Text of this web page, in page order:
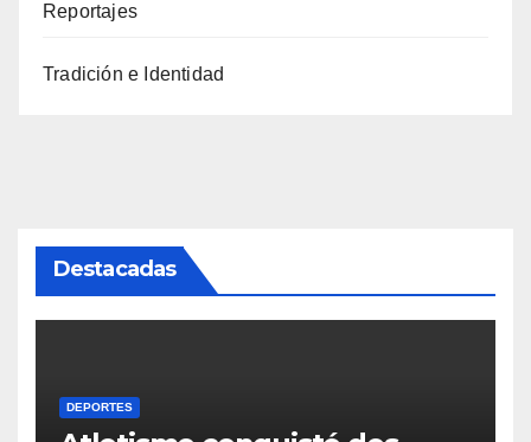
Reportajes
Tradición e Identidad
Destacadas
DEPORTES